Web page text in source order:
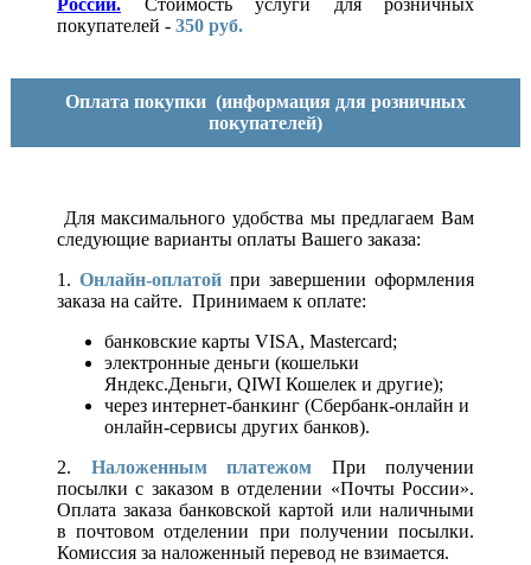
России.
Стоимость услуги для розничных
покупателей - 350 руб.
Оплата покупки (информация для розничных
покупателей)
Для максимального удобства мы предлагаем Вам
следующие варианты оплаты Вашего заказа:
1. Онлайн-оплатой при завершении оформления
заказа на сайте. Принимаем к оплате:
банковские карты VISA, Mastercard;
электронные деньги (кошельки
Яндекс.Деньги, QIWI Кошелек и другие);
через интернет-банкинг (Сбербанк-онлайн и
онлайн-сервисы других банков).
2. Наложенным платежом При получении
посылки с заказом в отделении «Почты России».
Оплата заказа банковской картой или наличными
в почтовом отделении при получении посылки.
Комиссия за наложенный перевод не взимается.